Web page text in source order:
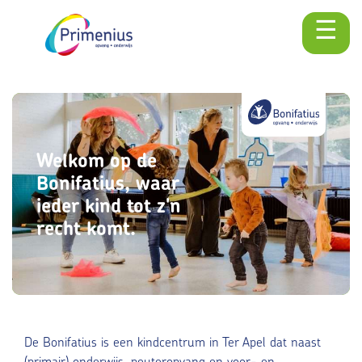
naar
☰
Welkom op de
Bonifatius, waar
ieder kind tot z'n
recht komt.
De Bonifatius is een kindcentrum in Ter Apel dat naast